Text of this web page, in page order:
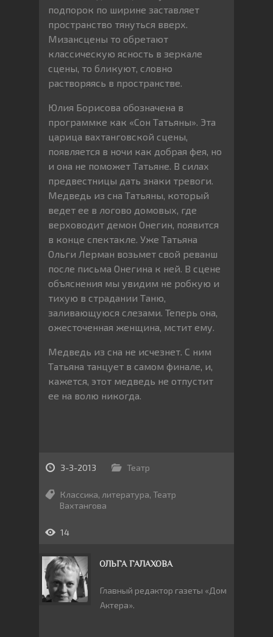
подпорок по ширине заставляет
пространство тянуться вверх.
Мизансцены то обретают
классическую ясность в зеркале
сцены, то бликуют, словно
растворяясь в пространстве.
Юлия Борисова обозначена в
программке как «Сон Татьяны». Эта
царица вахтанговской сцены,
появляется в ночи как добрая фея, но
и она не поможет Татьяне. В силах
предвестницы дать знаки тревоги.
Медведь из сна Татьяны, который
ведет ее в логово домовых, где
верховодит демон Онегин, появится
в конце спектакле. Уже Татьяна
Ольги Лерман возьмет свой реванш
после письма Онегина к ней. В сцене
объяснения мы увидим не робкую и
тихую в страдании Таню,
заливающуюся слезами. Теперь она,
ожесточенная женщина, мстит ему.
Медведь из сна не исчезнет. С ним
Татьяна танцует в самом финале, и,
кажется, этот медведь не отпустит
ее на волю никогда.
3-3-2013 Театр
Классика, литература, Театр
Вахтангова
14
ОЛЬГА ГАЛАХОВА
Главный редактор газеты «Дом
Актера».